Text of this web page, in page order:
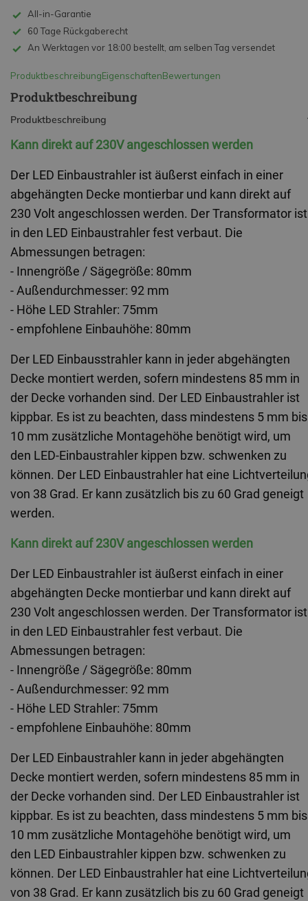
All-in-Garantie
60 Tage Rückgaberecht
An Werktagen vor 18:00 bestellt, am selben Tag versendet
ProduktbeschreibungEigenschaftenBewertungen
Produktbeschreibung
Produktbeschreibung
Kann direkt auf 230V angeschlossen werden
Der LED Einbaustrahler ist äußerst einfach in einer
abgehängten Decke montierbar und kann direkt auf
230 Volt angeschlossen werden. Der Transformator ist
in den LED Einbaustrahler fest verbaut. Die
Abmessungen betragen:
- Innengröße / Sägegröße: 80mm
- Außendurchmesser: 92 mm
- Höhe LED Strahler: 75mm
- empfohlene Einbauhöhe: 80mm
Der LED Einbausstrahler kann in jeder abgehängten
Decke montiert werden, sofern mindestens 85 mm in
der Decke vorhanden sind. Der LED Einbaustrahler ist
kippbar. Es ist zu beachten, dass mindestens 5 mm bis
10 mm zusätzliche Montagehöhe benötigt wird, um
den LED-Einbaustrahler kippen bzw. schwenken zu
können. Der LED Einbaustrahler hat eine
von 38 Grad. Er kann zusätzlich bis zu 60 Grad geneigt
werden.
Kann direkt auf 230V angeschlossen werden
Der LED Einbaustrahler ist äußerst einfach in einer
abgehängten Decke montierbar und kann direkt auf
230 Volt angeschlossen werden. Der Transformator ist
in den LED Einbaustrahler fest verbaut. Die
Abmessungen betragen:
- Innengröße / Sägegröße: 80mm
- Außendurchmesser: 92 mm
- Höhe LED Strahler: 75mm
- empfohlene Einbauhöhe: 80mm
Der LED Einbaustrahler kann in jeder abgehängten
Decke montiert werden, sofern mindestens 85 mm in
der Decke vorhanden sind. Der LED Einbaustrahler ist
kippbar. Es ist zu beachten, dass mindestens 5 mm bis
10 mm zusätzliche Montagehöhe benötigt wird, um
den LED Einbaustrahler kippen bzw. schwenken zu
können. Der LED Einbaustrahler hat eine
von 38 Grad. Er kann zusätzlich bis zu 60 Grad geneigt